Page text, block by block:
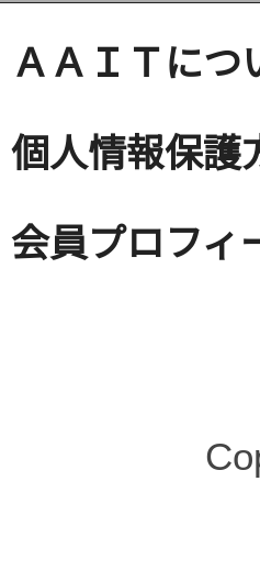
ＡＡＩＴにつ
個人情報保護
会員プロフィ